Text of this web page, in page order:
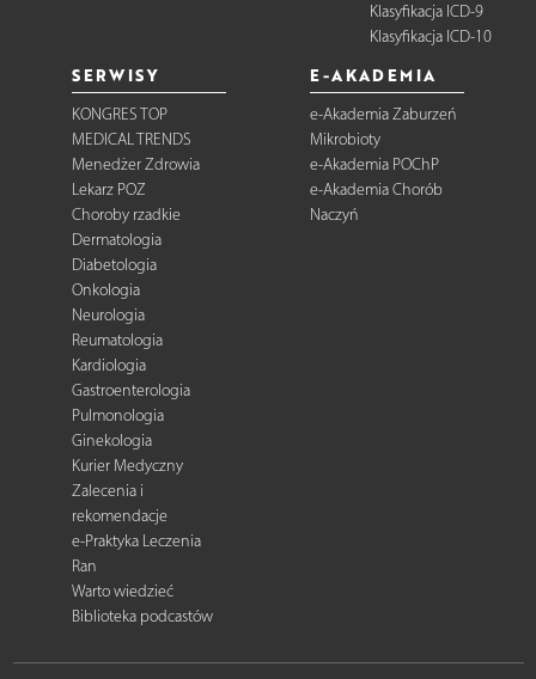
Klasyfikacja ICD-9
Klasyfikacja ICD-10
SERWISY
KONGRES TOP
MEDICAL TRENDS
Menedżer Zdrowia
Lekarz POZ
Choroby rzadkie
Dermatologia
Diabetologia
Onkologia
Neurologia
Reumatologia
Kardiologia
Gastroenterologia
Pulmonologia
Ginekologia
Kurier Medyczny
Zalecenia i
rekomendacje
e-Praktyka Leczenia
Ran
Warto wiedzieć
Biblioteka podcastów
E-AKADEMIA
e-Akademia Zaburzeń
Mikrobioty
e-Akademia POChP
e-Akademia Chorób
Naczyń